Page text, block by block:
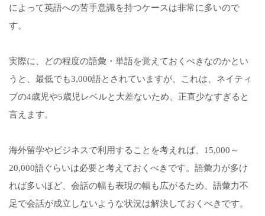
によって英語への苦手意識を持つケースは非常に多いので
す。
実際に、どの程度の語彙・単語を覚えておくべきなのかとい
うと、最低でも3,000語とされていますが、これは、ネイティ
ブの4歳児や5歳児レベルと大差ないため、正直少なすぎると
言えます。
海外留学やビジネスで利用することを考えれば、15,000～
20,000語ぐらいは必要と考えておくべきです。語彙力が多け
れば多いほど、会話の幅も表現の幅も広がるため、語彙力不
足で会話が成立しないような状況は解決しておくべきです。